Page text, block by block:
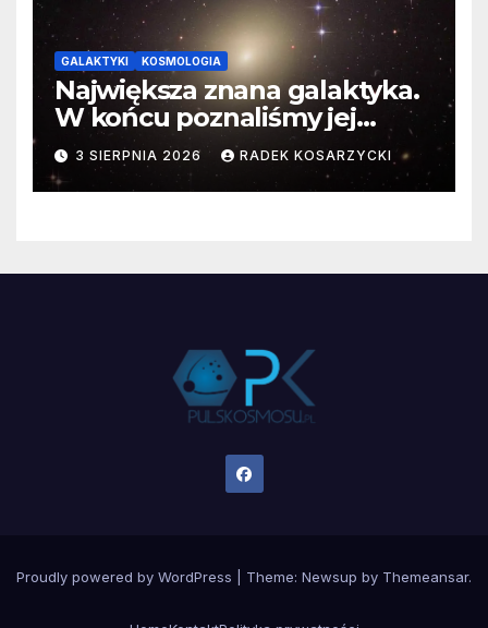
GALAKTYKI KOSMOLOGIA
Największa znana galaktyka.
W końcu poznaliśmy jej
faktyczne wymiary
3 SIERPNIA 2026 RADEK KOSARZYCKI
Proudly powered by WordPress Theme: Newsup by Themeansar.